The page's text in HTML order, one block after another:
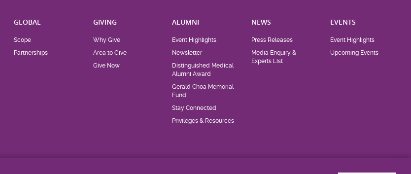
GLOBAL
Scope
Partnerships
GIVING
Why Give
Area to Give
Give Now
ALUMNI
Event Highlights
Newsletter
Distinguished Medical
Alumni Award
Gerald Choa Memorial
Fund
Stay Connected
Privileges & Resources
NEWS
Press Releases
Media Enquiry &
Experts List
EVENTS
Event Highlights
Upcoming Events